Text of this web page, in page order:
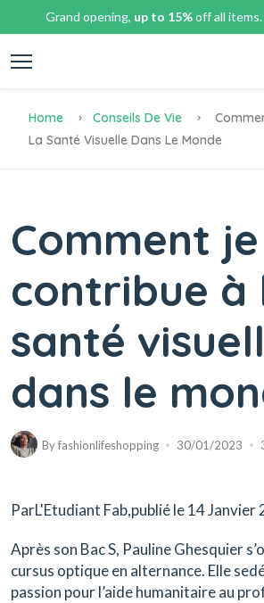
Grand opening, up to 15%off all
Home Conseils De Vie
La Santé Visuelle Dans Le Monde
Comment je
contribue à
santé
dans le
Byfashionlifeshopping 30/01/2023
ParL'Etudiant Fab,publié le 14 Janvier
Après son Bac S, Pauline Ghesquier
cursus optique en alternance. Elle
passion pour l’aide humanitaire au